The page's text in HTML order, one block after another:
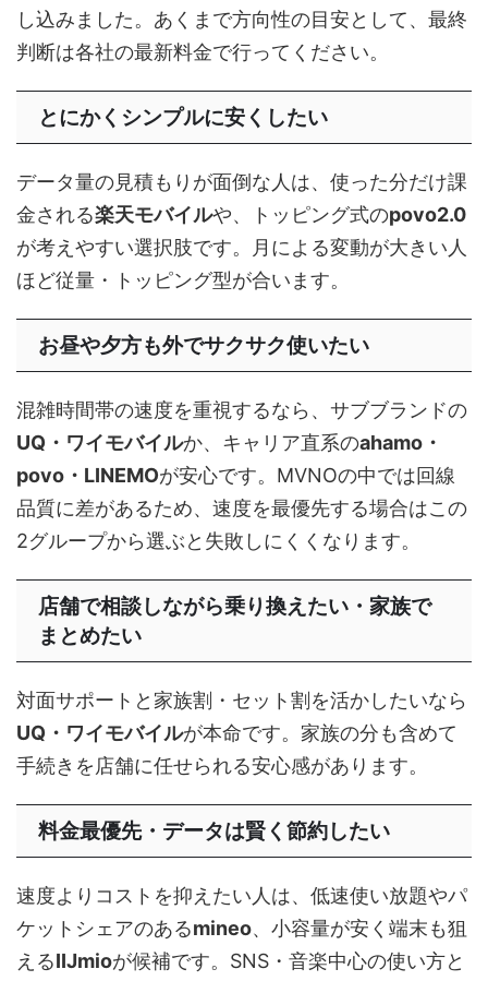
し込みました。あくまで方向性の目安として、最終
判断は各社の最新料金で行ってください。
とにかくシンプルに安くしたい
データ量の見積もりが面倒な人は、使った分だけ課
金される楽天モバイルや、トッピング式のpovo2.0
が考えやすい選択肢です。月による変動が大きい人
ほど従量・トッピング型が合います。
お昼や夕方も外でサクサク使いたい
混雑時間帯の速度を重視するなら、サブブランドの
UQ・ワイモバイルか、キャリア直系のahamo・
povo・LINEMOが安心です。MVNOの中では回線
品質に差があるため、速度を最優先する場合はこの
2グループから選ぶと失敗しにくくなります。
店舗で相談しながら乗り換えたい・家族で
まとめたい
対面サポートと家族割・セット割を活かしたいなら
UQ・ワイモバイルが本命です。家族の分も含めて
手続きを店舗に任せられる安心感があります。
料金最優先・データは賢く節約したい
速度よりコストを抑えたい人は、低速使い放題やパ
ケットシェアのあるmineo、小容量が安く端末も狙
えるIIJmioが候補です。SNS・音楽中心の使い方と